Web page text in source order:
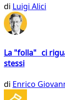
di Luigi Alici
La "folla" ci
stessi
di Enrico